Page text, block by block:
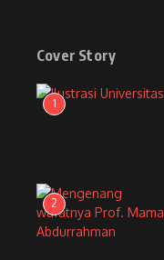
Cover Story
1
2